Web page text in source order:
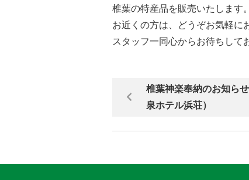
椎葉の特産品を販売いたします。
お近くの方は、どうぞお気軽に
スタッフ一同心からお待ちして
椎葉神楽奉納のお知ら
泉ホテル浜荘）